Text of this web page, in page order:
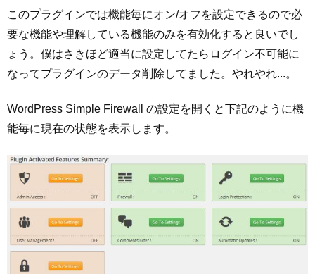
このプラグインでは機能毎にオン/オフを設定できるので必
要な機能や理解している機能のみを有効化すると良いでし
ょう。僕はさきほど適当に設定してたらログイン不可能に
なってプラグインのデータ削除してました。やれやれ...。
WordPress Simple Firewall の設定を開くと下記のように機
能毎に現在の状態を表示します。